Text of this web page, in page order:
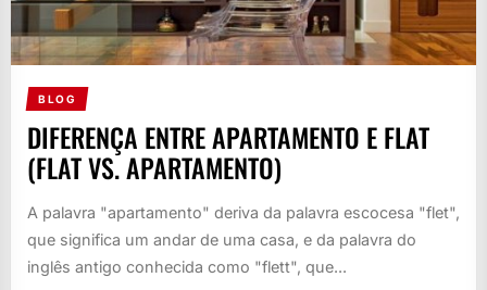
BLOG
DIFERENÇA ENTRE APARTAMENTO E FLAT
(FLAT VS. APARTAMENTO)
A palavra "apartamento" deriva da palavra escocesa "flet",
que significa um andar de uma casa, e da palavra do
inglês antigo conhecida como "flett", que...